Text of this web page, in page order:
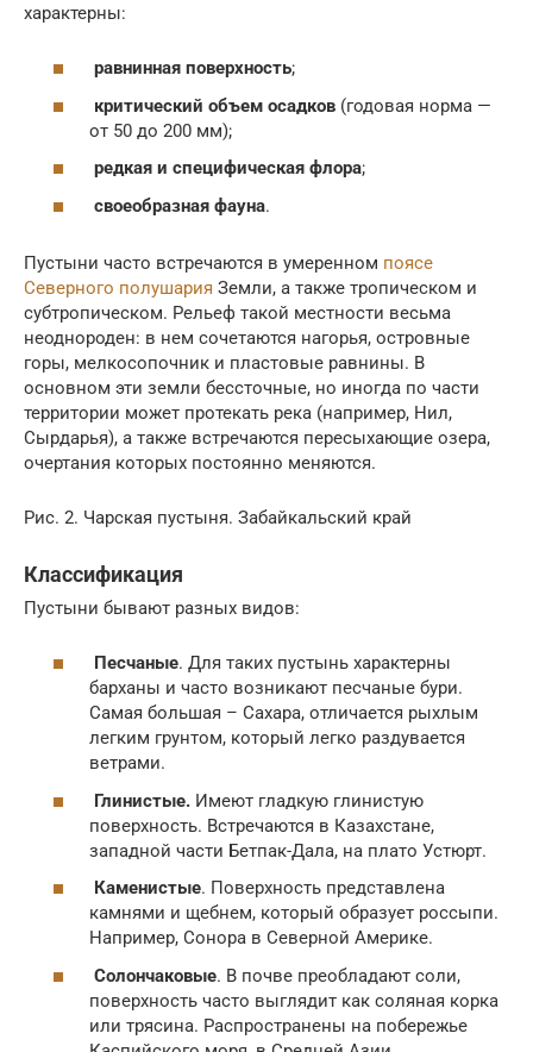
характерны:
равнинная поверхность;
критический объем осадков (годовая норма —
от 50 до 200 мм);
редкая и специфическая флора;
своеобразная фауна.
Пустыни часто встречаются в умеренном поясе
Северного полушария Земли, а также тропическом и
субтропическом. Рельеф такой местности весьма
неоднороден: в нем сочетаются нагорья, островные
горы, мелкосопочник и пластовые равнины. В
основном эти земли бессточные, но иногда по части
территории может протекать река (например, Нил,
Сырдарья), а также встречаются пересыхающие озера,
очертания которых постоянно меняются.
Рис. 2. Чарская пустыня. Забайкальский край
Классификация
Пустыни бывают разных видов:
Песчаные. Для таких пустынь характерны
барханы и часто возникают песчаные бури.
Самая большая – Сахара, отличается рыхлым
легким грунтом, который легко раздувается
ветрами.
Глинистые. Имеют гладкую глинистую
поверхность. Встречаются в Казахстане,
западной части Бетпак-Дала, на плато Устюрт.
Каменистые. Поверхность представлена
камнями и щебнем, который образует россыпи.
Например, Сонора в Северной Америке.
Солончаковые. В почве преобладают соли,
поверхность часто выглядит как соляная корка
или трясина. Распространены на побережье